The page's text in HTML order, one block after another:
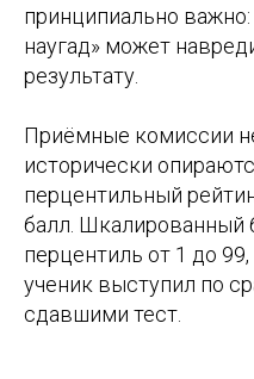
принципиально важно:
наугад» может
результату.
Приёмные комиссии
исторически
перцентильный
балл. Шкалированный
перцентиль от 1 до
ученик выступил по
сдавшими тест.